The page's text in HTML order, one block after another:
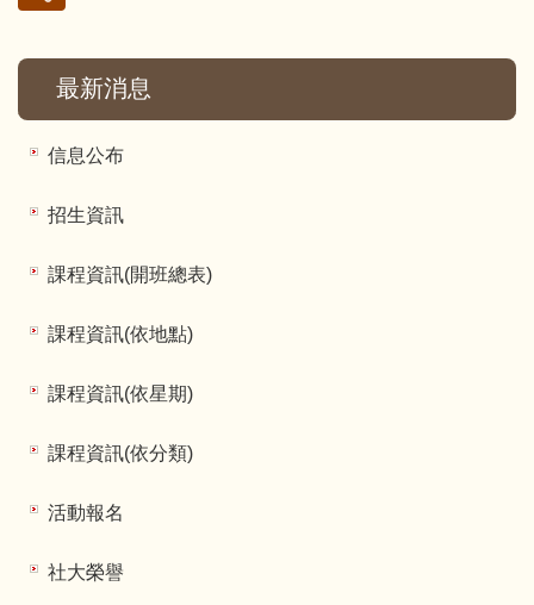
最新消息
信息公布
招生資訊
課程資訊(開班總表)
課程資訊(依地點)
課程資訊(依星期)
課程資訊(依分類)
活動報名
社大榮譽